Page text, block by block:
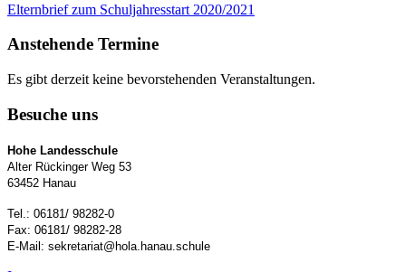
Elternbrief zum Schuljahresstart 2020/2021
Anstehende Termine
Es gibt derzeit keine bevorstehenden Veranstaltungen.
Besuche uns
Hohe Landesschule
Alter Rückinger Weg 53
63452 Hanau
Tel.: 06181/ 98282-0
Fax: 06181/ 98282-28
E-Mail: sekretariat@hola.hanau.schule